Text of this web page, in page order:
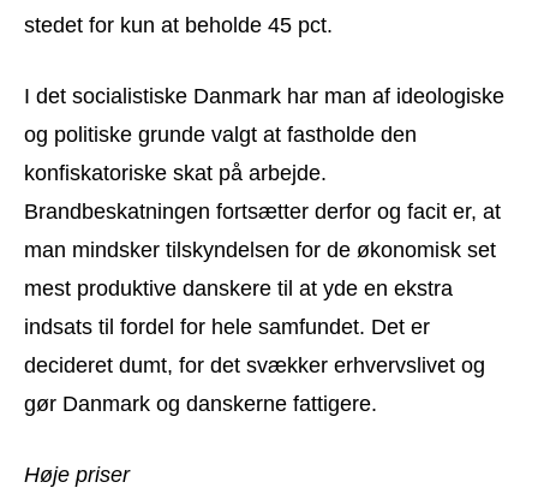
stedet for kun at beholde 45 pct.
I det socialistiske Danmark har man af ideologiske
og politiske grunde valgt at fastholde den
konfiskatoriske skat på arbejde.
Brandbeskatningen fortsætter derfor og facit er, at
man mindsker tilskyndelsen for de økonomisk set
mest produktive danskere til at yde en ekstra
indsats til fordel for hele samfundet. Det er
decideret dumt, for det svækker erhvervslivet og
gør Danmark og danskerne fattigere.
Høje priser